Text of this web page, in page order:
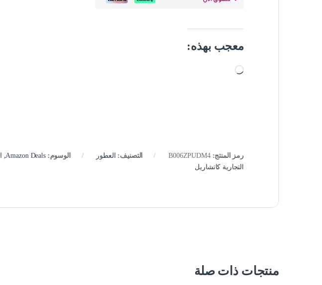
معجب بهذه:
جاري التحميل…
رمز المنتج:B006ZPUDM4 التصنيف: العطور الوسوم:Amazon Deals
,
التجارية كاتشاريل
منتجات ذات صلة